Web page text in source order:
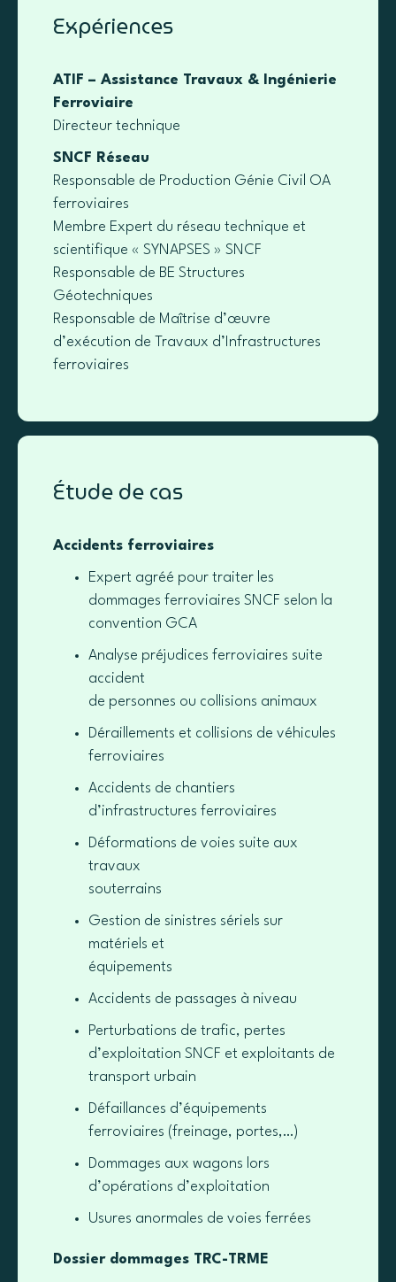
Expériences
ATIF – Assistance Travaux & Ingénierie
Ferroviaire
Directeur technique
SNCF Réseau
Responsable de Production Génie Civil OA
ferroviaires
Membre Expert du réseau technique et
scientifique « SYNAPSES » SNCF
Responsable de BE Structures
Géotechniques
Responsable de Maîtrise d’œuvre
d’exécution de Travaux d’Infrastructures
ferroviaires
Étude de cas
Accidents ferroviaires
Expert agréé pour traiter les
dommages ferroviaires SNCF selon la
convention GCA
Analyse préjudices ferroviaires suite
accident
de personnes ou collisions animaux
Déraillements et collisions de véhicules
ferroviaires
Accidents de chantiers
d’infrastructures ferroviaires
Déformations de voies suite aux
travaux
souterrains
Gestion de sinistres sériels sur
matériels et
équipements
Accidents de passages à niveau
Perturbations de trafic, pertes
d’exploitation SNCF et exploitants de
transport urbain
Défaillances d’équipements
ferroviaires (freinage, portes,…)
Dommages aux wagons lors
d’opérations d’exploitation
Usures anormales de voies ferrées
Dossier dommages TRC-TRME